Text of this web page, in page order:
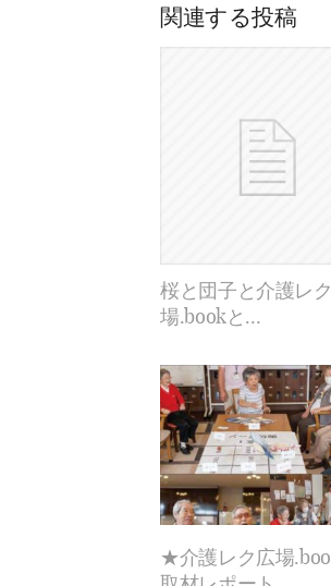
関連する投稿
桜と団子と介護レ
場.bookと…
★介護レク広場